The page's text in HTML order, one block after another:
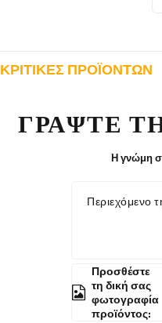
ΚΡΙΤΙΚΈΣ ΠΡΟΪΌΝΤΩΝ
ΓΡΆΨΤΕ
Η γνώμη
Περιεχόμενο
Προσθέστε
τη δική σας
φωτογραφία
προϊόντος: